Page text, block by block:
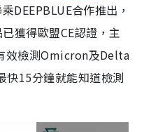
DEEPBLUE合作推出，
獲得歐盟CE認證，主
效檢測Omicron及Delta
快15分鐘就能知道檢測